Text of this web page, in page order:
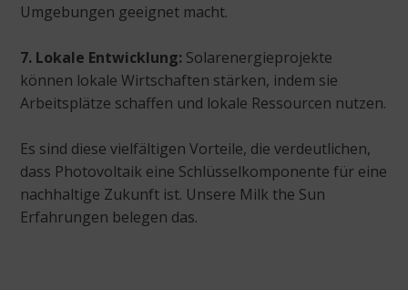
Umgebungen geeignet macht.
7. Lokale Entwicklung: Solarenergieprojekte
können lokale Wirtschaften stärken, indem sie
Arbeitsplätze schaffen und lokale Ressourcen nutzen.
Es sind diese vielfältigen Vorteile, die verdeutlichen,
dass Photovoltaik eine Schlüsselkomponente für eine
nachhaltige Zukunft ist. Unsere Milk the Sun
Erfahrungen belegen das.